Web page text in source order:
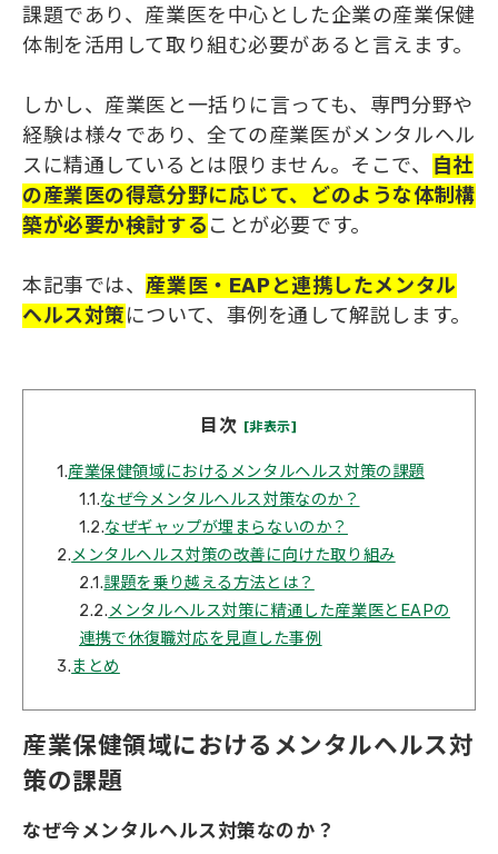
課題であり、産業医を中心とした企業の産業保健
体制を活用して取り組む必要があると言えます。
しかし、産業医と一括りに言っても、専門分野や
経験は様々であり、全ての産業医がメンタルヘル
スに精通しているとは限りません。そこで、
自社
の産業医の得意分野に応じて、どのような体制構
築が必要か検討する ことが必要です。
本記事では、産業医・EAPと連携したメンタル
ヘルス対策について、事例を通して解説します。
目次 [非表示]
1.産業保健領域におけるメンタルヘルス対策の課題
1.1.なぜ今メンタルヘルス対策なのか？
1.2.なぜギャップが埋まらないのか？
2.メンタルヘルス対策の改善に向けた取り組み
2.1.課題を乗り越える方法とは？
2.2.メンタルヘルス対策に精通した産業医とEAPの
連携で休復職対応を見直した事例
3.まとめ
産業保健領域におけるメンタルヘルス対
策の課題
なぜ今メンタルヘルス対策なのか？